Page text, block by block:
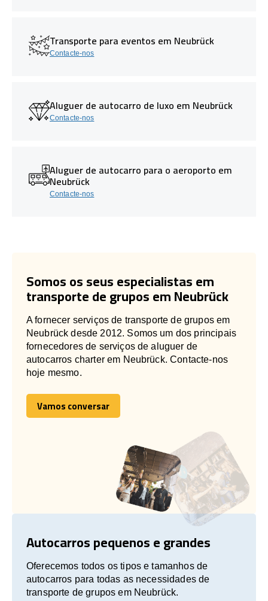
Transporte para eventos em Neubrück
Contacte-nos
Aluguer de autocarro de luxo em Neubrück
Contacte-nos
Aluguer de autocarro para o aeroporto em
Neubrück
Contacte-nos
Somos os seus especialistas em
transporte de grupos em Neubrück
A fornecer serviços de transporte de grupos em
Neubrück desde 2012. Somos um dos principais
fornecedores de serviços de aluguer de
autocarros charter em Neubrück. Contacte-nos
hoje mesmo.
Vamos conversar
Vamos conversar
Autocarros pequenos e grandes
Oferecemos todos os tipos e tamanhos de
autocarros para todas as necessidades de
transporte de grupos em Neubrück.